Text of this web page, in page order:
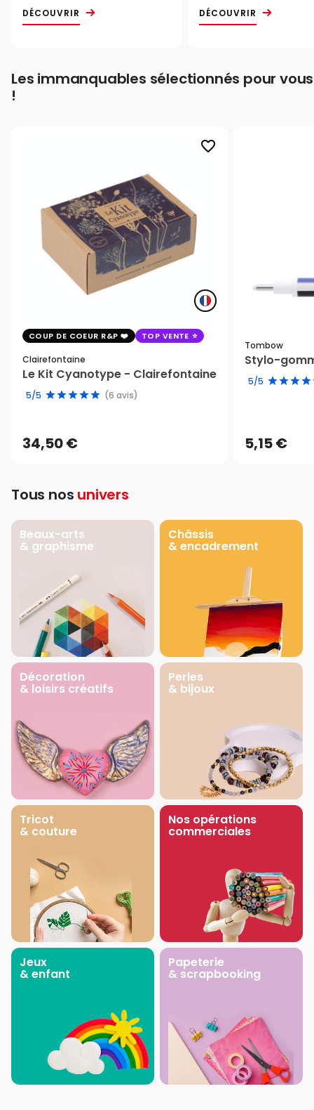
DÉCOUVRIR DÉCOUVRIR
Les immanquables sélectionnés pour vous
!
favorite_border
COUP DE COEUR R&P TOP VENTE
Clairefontaine
Le Kit Cyanotype - Clairefontaine
5/5 (6 avis)
34,50 €
Tombow
Stylo-
5/5
5,15 €
Tous nos univers
Beaux-arts
& graphisme
Châssis
& encadrement
Décoration
& loisirs créatifs
Perles
& bijoux
Tricot
& couture
Nos opérations
commerciales
Jeux
& enfant
Papeterie
& scrapbooking